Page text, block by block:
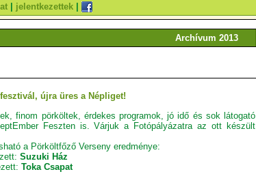
jelentkezettek
Archívum 2013
újra üres a Népliget!
finom pörköltek, érdekes programok, jó idő és sok látogató
Feszten is. Várjuk a Fotópályázatra az ott készült
a Pörköltfőző Verseny eredménye:
Suzuki Ház
Toka Csapat